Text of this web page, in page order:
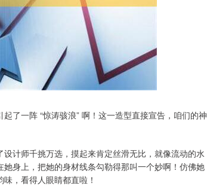
了一阵 “惊涛骇浪” 啊！这一造型直接宣告，咱们的神
计师千挑万选，摸起来肯定丝滑无比，就像流动的水
身上，把她的身材线条勾勒得那叫一个妙啊！仿佛她
，看得人眼睛都直啦！
沪深300 4689.96 38.65 0.83%